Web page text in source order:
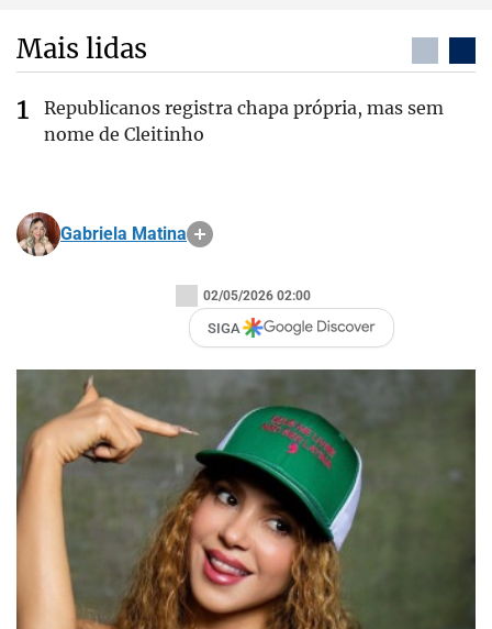
Mais lidas
Republicanos registra chapa própria, mas sem
nome de Cleitinho
Gabriela Matina
02/05/2026 02:00
SIGA